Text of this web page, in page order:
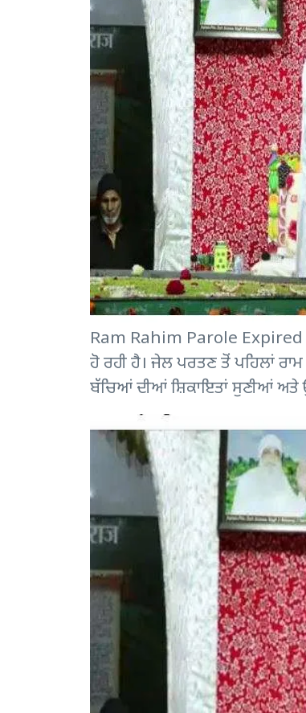
Ram Rahim Parole Expired
ਹੋ ਰਹੀ ਹੈ। ਜੇਲ ਪਰਤਣ ਤੋਂ ਪਹਿਲਾਂ
ਬੱਚਿਆਂ ਦੀਆਂ ਸ਼ਿਕਾਇਤਾਂ ਸੁਣੀਆਂ ਅਤੇ